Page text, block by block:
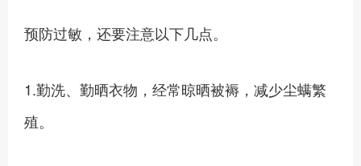
预防过敏，还要注意以下几点。
1.勤洗、勤晒衣物，经常晾晒被褥，减少尘螨繁
殖。